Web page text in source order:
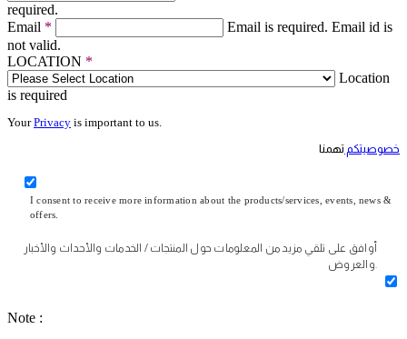
required.
Email * Email is required. Email id is
not valid.
LOCATION *
Location
is required
YourPrivacy is important to us.
خصوصيتكم تهمنا
I consent to receive more information about the products/services, events, news &
offers.
أوافق على تلقي مزيد من المعلومات حول المنتجات / الخدمات والأحداث والأخبار
Note :